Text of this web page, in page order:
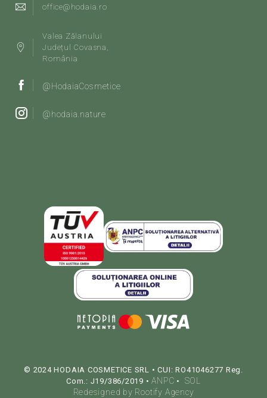
office@hodaia.ro
Valea Zălanului
Județul Covasna,
România
@HodaiaCosmetice
@hodaia.nature
© 2024 HODAIA COSMETICE SRL • CUI: RO41046277 Reg.
Com.: J19/386/2019 •ANPC • SOL
Redesigned by Rootify Agency